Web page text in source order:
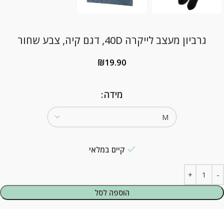
גרביון מעצב לייקרה 40D, דגם קיה, צבע שחור
₪19.90
מידה
קיים במלאי
הוספה לסל